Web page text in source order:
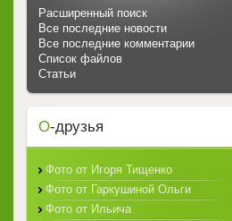
Расширенный поиск
Все последние новости
Все последние комментарии
Список файлов
Статьи
О-друзья
Фото от Игоря Тищенко
Фото от Гаркушиной Ольги
Фото от Ильича